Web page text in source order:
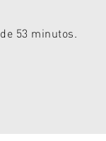
53 minutos.